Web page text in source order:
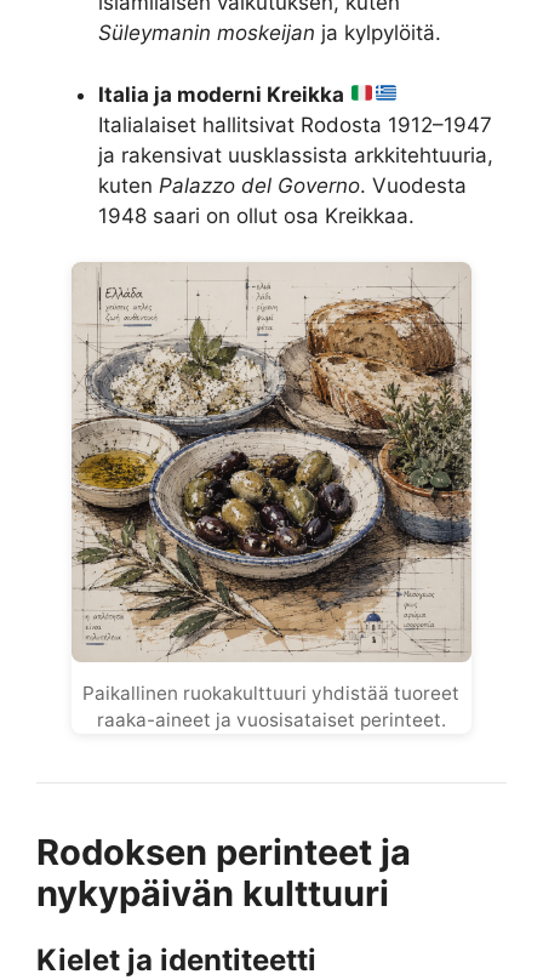
Süleymanin moskeijan ja kylpylöitä.
Italia ja moderni Kreikka
Italialaiset hallitsivat Rodosta 1912–1947
ja rakensivat uusklassista arkkitehtuuria,
kuten Palazzo del Governo. Vuodesta
1948 saari on ollut osa Kreikkaa.
Paikallinen ruokakulttuuri yhdistää tuoreet
raaka-aineet ja vuosisataiset perinteet.
Rodoksen perinteet ja
nykypäivän kulttuuri
Kielet ja identiteetti